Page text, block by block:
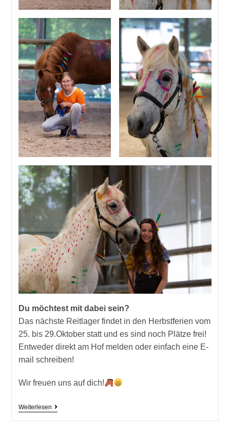
Du möchtest mit dabei sein?
Das nächste Reitlager findet in den Herbstferien vom
25. bis 29.Oktober statt und es sind noch Plätze frei!
Entweder direkt am Hof melden oder einfach eine E-
mail schreiben!
Wir freuen uns auf dich!
Weiterlesen
Rückblick